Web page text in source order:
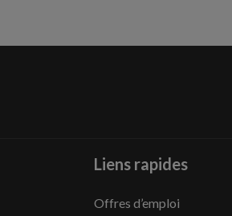
Liens rapides
Offres d’emploi